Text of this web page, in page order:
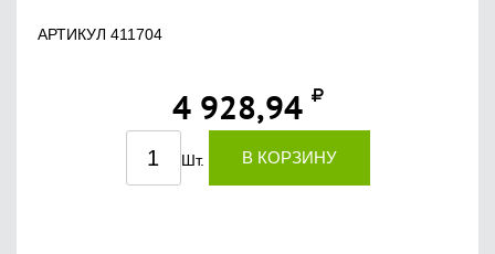
АРТИКУЛ 411704
4 928,94
Шт. В КОРЗИНУ